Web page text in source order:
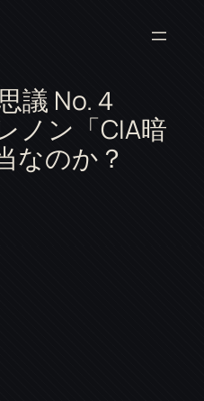
議 No.４
ノン「CIA暗
なのか？